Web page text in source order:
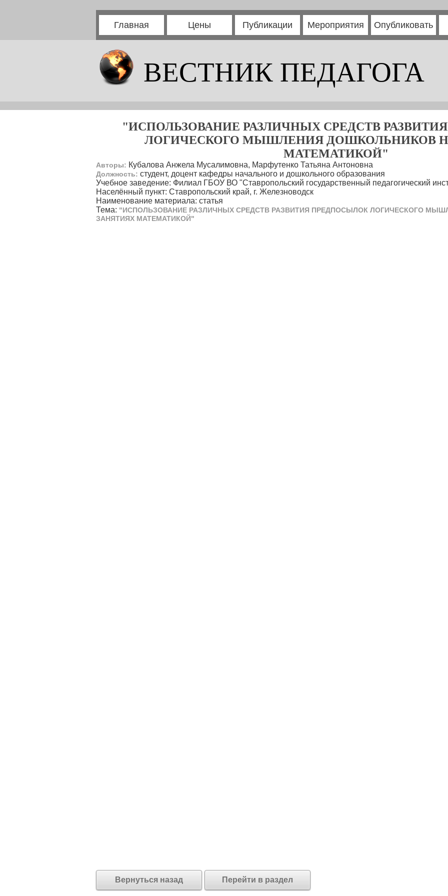
Главная Цены Публикации Мероприятия Опубликовать
ВЕСТНИК ПЕДАГОГА
"ИСПОЛЬЗОВАНИЕ РАЗЛИЧНЫХ СРЕДСТВ
ЛОГИЧЕСКОГО МЫШЛЕНИЯ ДОШКОЛЬНИКОВ
МАТЕМАТИКОЙ"
Авторы: Кубалова Анжела Мусалимовна, Марфутенко Татьяна Антоновна
Должность: студент, доцент кафедры начального и дошкольного образования
Учебное заведение: Филиал ГБОУ ВО "Ставропольский государственный педагогический
Населённый пункт: Ставропольский край, г. Железноводск
Наименование материала: статья
Тема: "ИСПОЛЬЗОВАНИЕ РАЗЛИЧНЫХ СРЕДСТВ РАЗВИТИЯ ПРЕДПОСЫЛОК ЛОГИЧЕСКОГО
ЗАНЯТИЯХ МАТЕМАТИКОЙ"
Вернуться назад Перейти в раздел